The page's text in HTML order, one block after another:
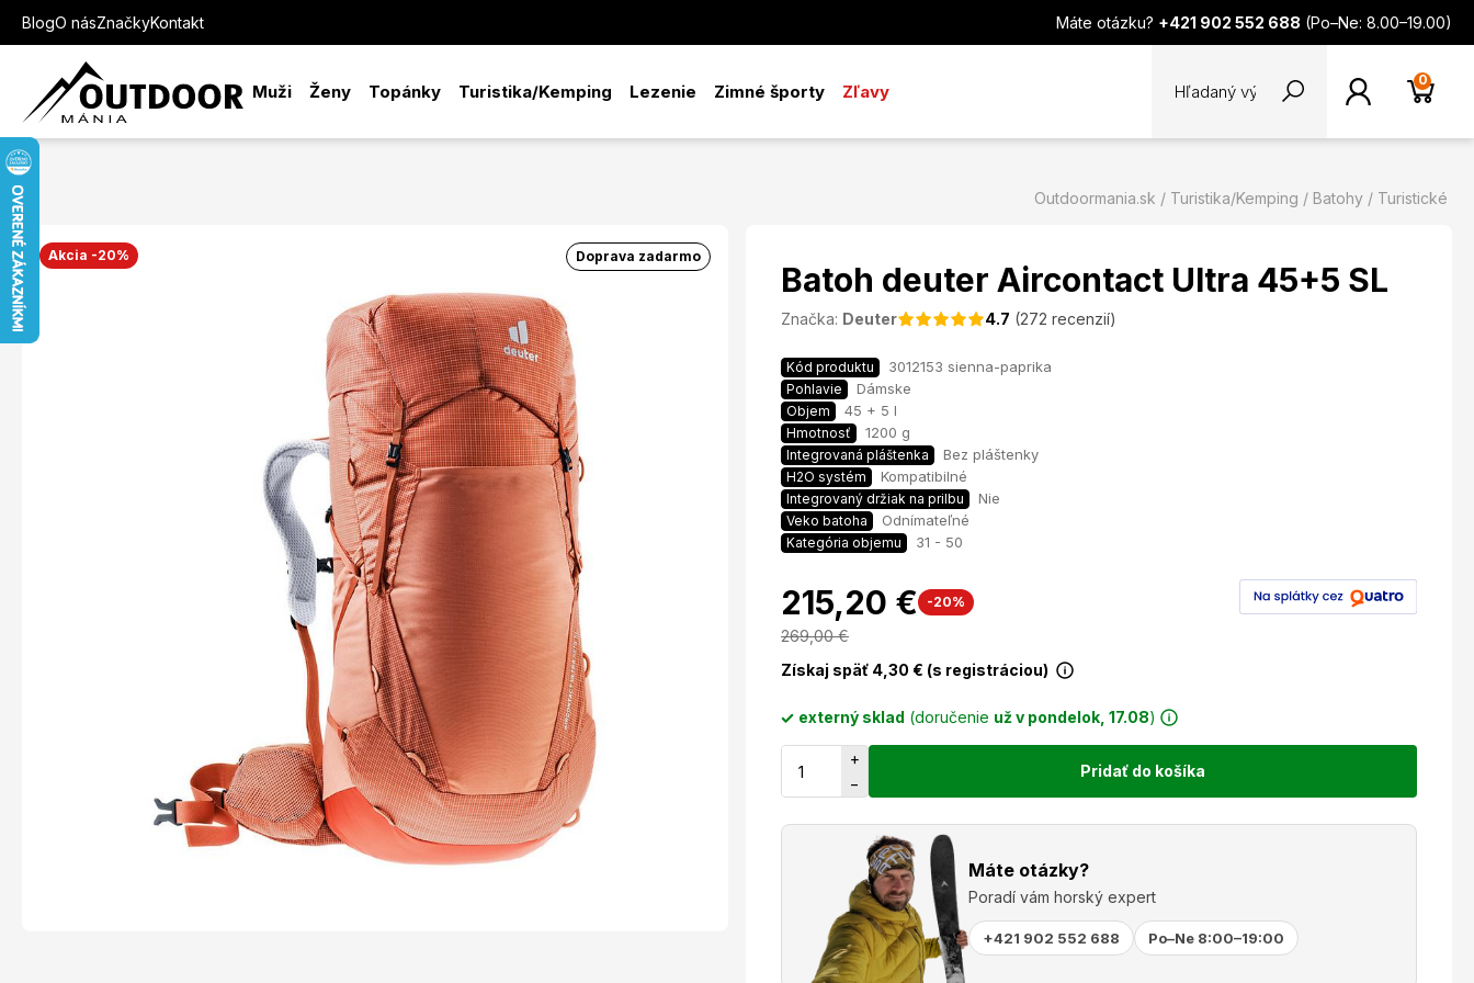
BlogO násZnačkyKontakt Máte otázku? +421 902 552 688 (Po–Ne: 8.00–19.00)
Muži Ženy Topánky Turistika/Kemping Lezenie Zimné športy Zľavy
0
Outdoormania.sk Turistika/Kemping Batohy Turistické
Doprava zadarmo
Akcia -20%
Batoh deuter Aircontact Ultra 45+5 SL
Značka: Deuter 4.7 (272 recenzií)
Kód produktu 3012153 sienna-paprika
Pohlavie Dámske
Objem 45 + 5 l
Hmotnosť 1200 g
Integrovaná pláštenka Bez pláštenky
H2O systém Kompatibilné
Integrovaný držiak na prilbu Nie
Veko batoha Odnímateľné
Kategória objemu 31 - 50
215,20 € -20%
269,00€
Získaj späť 4,30 € (s registráciou)
externý sklad (doručenie už v pondelok, 17.08)
+
−
Pridať do košíka
Máte otázky?
Poradí vám horský expert
+421 902 552 688 Po–Ne 8:00–19:00